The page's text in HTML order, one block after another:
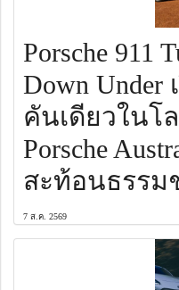
Porsche 911
Down Under
คันเดียวในโ
Porsche
สะท้อนธรรม
7 ส.ค. 2569